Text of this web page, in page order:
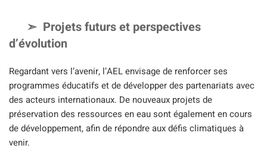
Projets futurs et perspectives
d’évolution
Regardant vers l’avenir, l’AEL envisage de renforcer ses
programmes éducatifs et de développer des partenariats avec
des acteurs internationaux. De nouveaux projets de
préservation des ressources en eau sont également en cours
de développement, afin de répondre aux défis climatiques à
venir.